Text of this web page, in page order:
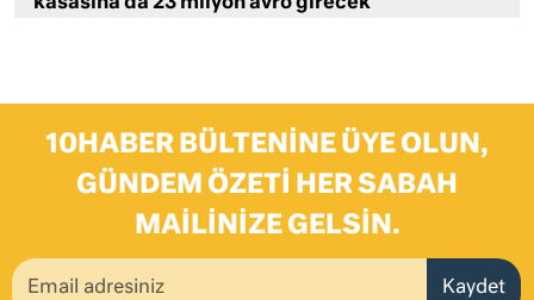
kasasına da 23 milyon avro girecek
10HABER BÜLTENINE ÜYE OLUN,
GÜNDEM ÖZETI HER SABAH
MAILINIZE GELSIN.
Kaydet